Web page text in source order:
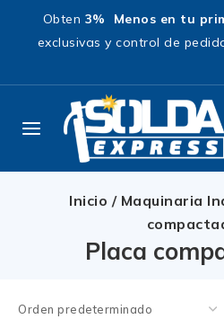
Obten 3% Menos en tu
exclusivas y control de
Inicio / Maquinaria
Placa